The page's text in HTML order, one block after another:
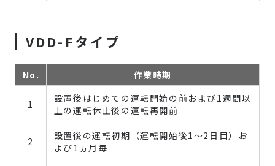
VDD-Fタイプ
No. 作業時期
1
設置後はじめての運転開始の前および1週間以
上の運転休止後の運転再開前
2
設置後の運転初期（運転開始後1～2日目）お
よび1ヵ月毎